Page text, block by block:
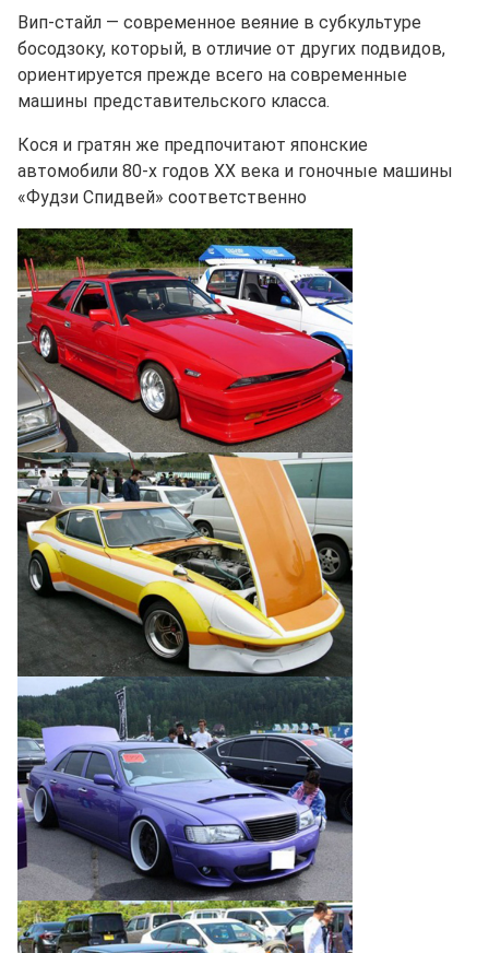
Вип-стайл — современное веяние в субкультуре
босодзоку, который, в отличие от других подвидов,
ориентируется прежде всего на современные
машины представительского класса.
Кося и гратян же предпочитают японские
автомобили 80-х годов XX века и гоночные машины
«Фудзи Спидвей» соответственно